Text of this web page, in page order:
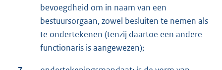
bevoegdheid om in naam van een
bestuursorgaan, zowel besluiten te nemen als
te ondertekenen (tenzij daartoe een andere
functionaris is aangewezen);